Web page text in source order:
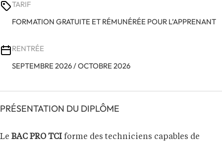
TARIF
FORMATION GRATUITE ET RÉMUNÉRÉE POUR L’APPRENANT
RENTRÉE
SEPTEMBRE 2026 / OCTOBRE 2026
PRÉSENTATION DU DIPLÔME
Le BAC PRO TCI forme des techniciens capables de